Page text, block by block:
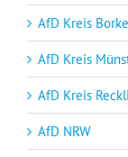
AfD Kreis
AfD Kreis
AfD Kreis
AfD NRW